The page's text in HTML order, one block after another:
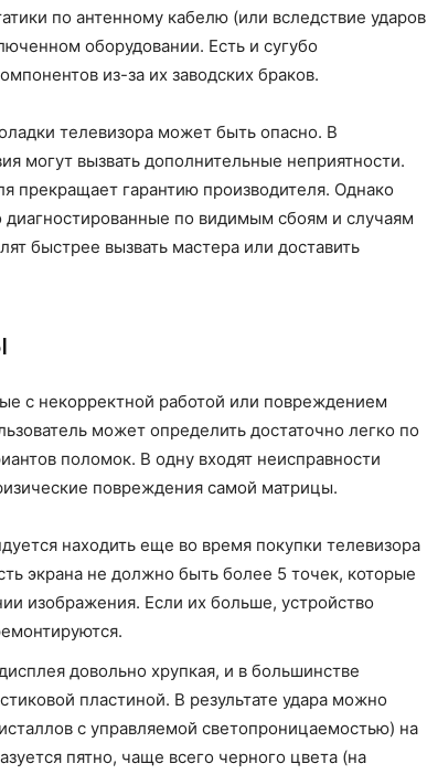
по антенному кабелю (или вследствие ударов
оборудовании. Есть и сугубо
из-за их заводских браков.
телевизора может быть опасно. В
могут вызвать дополнительные неприятности.
прекращает гарантию производителя. Однако
по видимым сбоям и случаям
быстрее вызвать мастера или доставить
с некорректной работой или повреждением
может определить достаточно легко по
поломок. В одну входят неисправности
повреждения самой матрицы.
находить еще во время покупки телевизора
экрана не должно быть более 5 точек, которые
изображения. Если их больше, устройство
довольно хрупкая, и в большинстве
пластиной. В результате удара можно
с управляемой светопроницаемостью) на
пятно, чаще всего черного цвета (на